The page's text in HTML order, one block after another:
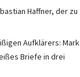
Haffner, der zu
Aufklärers: Mark
Briefe in drei